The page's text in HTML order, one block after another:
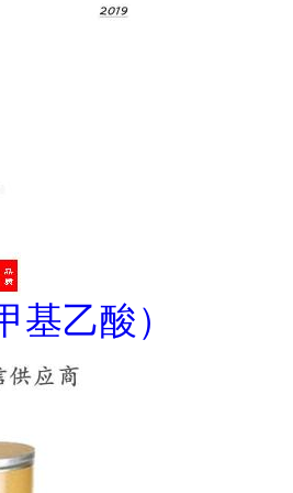
基乙酸）